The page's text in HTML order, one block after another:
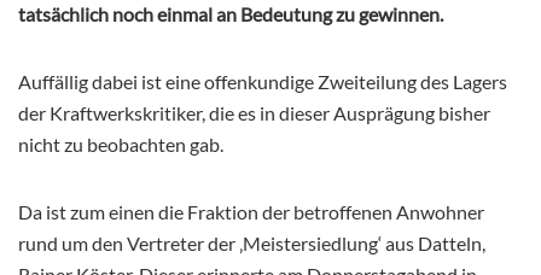
tatsächlich noch einmal an Bedeutung zu gewinnen.
Auffällig dabei ist eine offenkundige Zweiteilung des Lagers
der Kraftwerkskritiker, die es in dieser Ausprägung bisher
nicht zu beobachten gab.
Da ist zum einen die Fraktion der betroffenen Anwohner
rund um den Vertreter der ‚Meistersiedlung‘ aus Datteln,